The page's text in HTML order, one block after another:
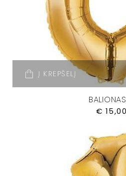
Į KREPŠELĮ
€ 15,00